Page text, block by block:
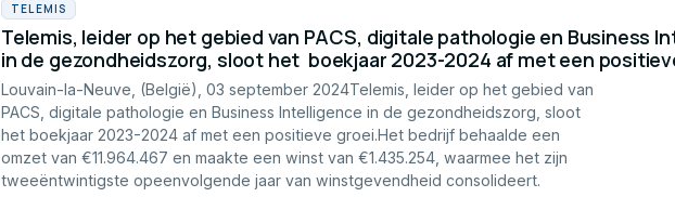
TELEMIS
Telemis, leider op het gebied van PACS, digitale pathologie en Business
in de gezondheidszorg, sloot het boekjaar 2023-2024 af met een
Louvain-la-Neuve, (België), 03 september 2024Telemis, leider op het gebied van
PACS, digitale pathologie en Business Intelligence in de gezondheidszorg, sloot
het boekjaar 2023-2024 af met een positieve groei.Het bedrijf behaalde een
omzet van €11.964.467 en maakte een winst van €1.435.254, waarmee het zijn
tweeëntwintigste opeenvolgende jaar van winstgevendheid consolideert.